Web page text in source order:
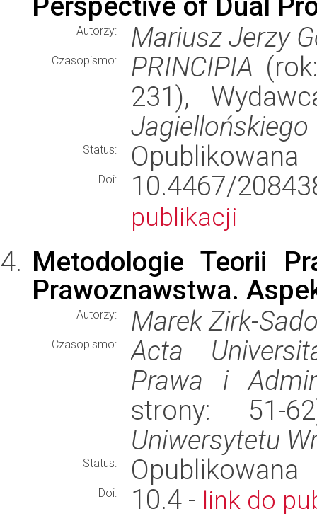
Autorzy: Mariusz Jerzy
Czasopismo: PRINCIPIA
231),
Jagiellońskiego
Status: Opublikowana
Doi: 10.4467/
publikacji
Metodologie Teorii
Prawoznawstwa.
Autorzy: Marek Zirk-
Czasopismo:
Acta
Prawa i
strony: 51-
Uniwersytetu
Status: Opublikowana
Doi: 10.4 - link do